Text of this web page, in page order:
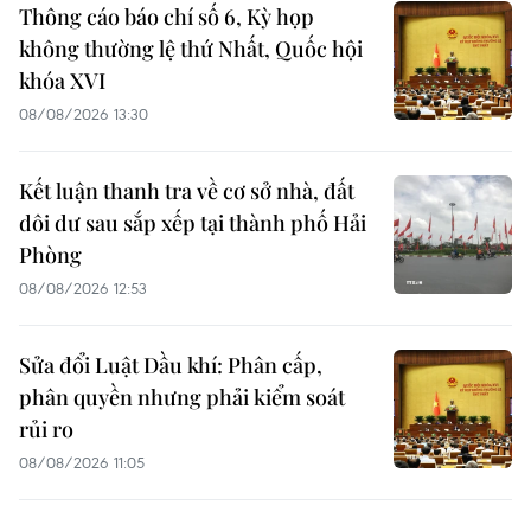
Thông cáo báo chí số 6, Kỳ họp
không thường lệ thứ Nhất, Quốc hội
khóa XVI
08/08/2026 13:30
Kết luận thanh tra về cơ sở nhà, đất
dôi dư sau sắp xếp tại thành phố Hải
Phòng
08/08/2026 12:53
Sửa đổi Luật Dầu khí: Phân cấp,
phân quyền nhưng phải kiểm soát
rủi ro
08/08/2026 11:05